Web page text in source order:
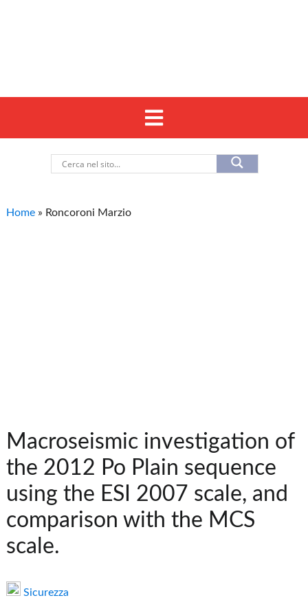
Home » Roncoroni Marzio
Macroseismic investigation of
the 2012 Po Plain sequence
using the ESI 2007 scale, and
comparison with the MCS
scale.
Sicurezza